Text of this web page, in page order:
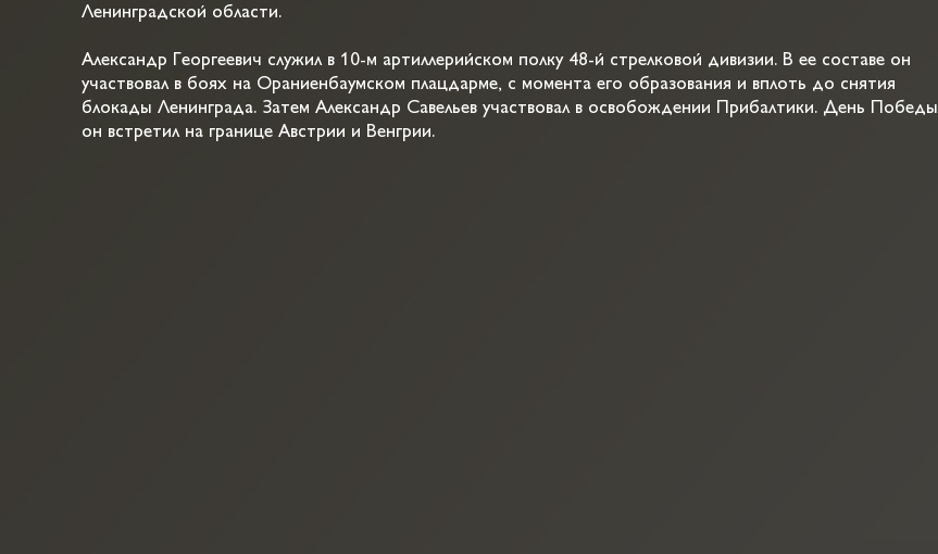
Ленинградской области.
Александр Георгеевич служил в 10-м артиллерийском полку 48-й стрелковой дивизии. В ее составе он
участвовал в боях на Ораниенбаумском плацдарме, с момента его образования и вплоть до снятия
блокады Ленинграда. Затем Александр Савельев участвовал в освобождении Прибалтики. День Победы
он встретил на границе Австрии и Венгрии.